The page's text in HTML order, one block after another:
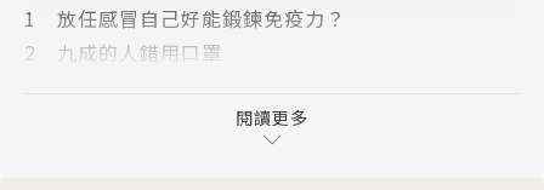
但是空氣中病毒、致病源無處不在，加上現代人工作忙
碌，沒時間好好照顧自己……
他分享24小時防病建議以提升免疫力，打造不生病的
1 放任感冒自己好能鍛鍊免疫力？
2 九成的人錯用口罩
4 破解感冒五大迷思，加速康復
＋免疫力UP 喝酒能殺菌？體溫是關鍵
閱讀更多